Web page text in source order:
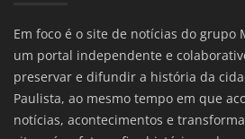
Em foco é o site de notícias do grupo
um portal independente e
preservar e difundir a história da
Paulista, ao mesmo tempo em que
notícias, acontecimentos e